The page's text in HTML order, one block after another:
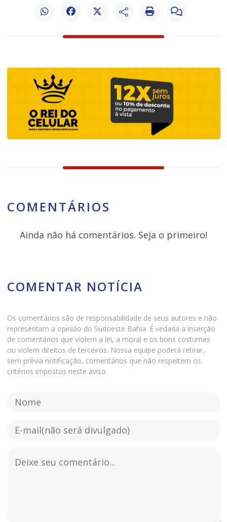
COMENTÁRIOS
Ainda não há comentários. Seja o primeiro!
COMENTAR NOTÍCIA
Os comentários são de responsabilidade de seus autores e não
representam a opinião do Sudoeste Bahia. É vedada a inserção
de comentários que violem a lei, a moral e os bons costumes
ou violem direitos de terceiros. Nossa equipe poderá retirar,
sem prévia notificação, comentários que não respeitem os
critérios impostos neste aviso.